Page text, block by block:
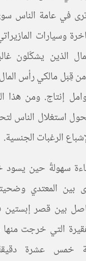
ترى في عامة الناس
وسيارات
الذين يشكّلون
قِبَل مالكي رأس
إنتاج. ومن هذا
استغلال الناس
الرغبات الجنسية.
سهولةً حين
بين المعتدي
بين قصر
التي خرجت
خمس عشرة